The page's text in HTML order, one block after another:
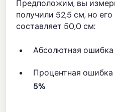
Предположим, вы
получили 52,5 см, но
составляет 50,0 см:
Абсолютная
Процентная ошибка
5%